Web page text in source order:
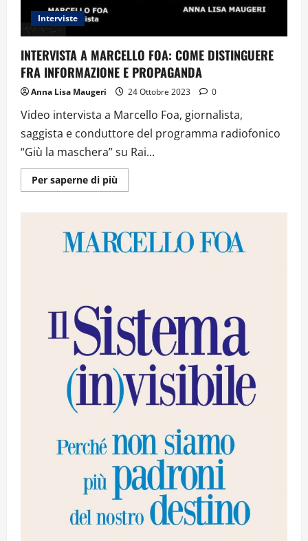
Interviste
INTERVISTA A MARCELLO FOA: COME DISTINGUERE
FRA INFORMAZIONE E PROPAGANDA
Anna Lisa Maugeri 24 Ottobre 2023 0
Video intervista a Marcello Foa, giornalista,
saggista e conduttore del programma radiofonico
“Giù la maschera” su Rai...
Per saperne di piùUlteriori
informazioni
FOA:
COME
DISTINGUERE